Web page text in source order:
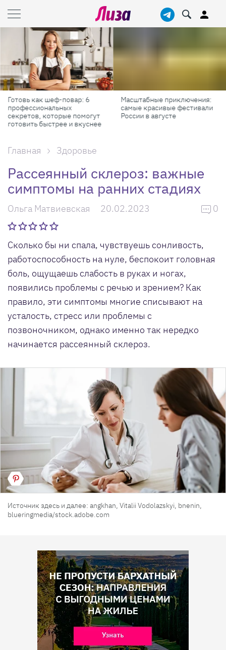
Готовь как шеф-повар: 6
профессиональных
секретов, которые помогут
готовить быстрее и вкуснее
Масштабные приключения:
самые красивые фестивали
России в августе
Главная Здоровье
Рассеянный склероз: важные
симптомы на ранних стадиях
Ольга Матвиевская 20.02.2023 0
Сколько бы ни спала, чувствуешь сонливость,
работоспособность на нуле, беспокоит головная
боль, ощущаешь слабость в руках и ногах,
появились проблемы с речью и зрением? Как
правило, эти симптомы многие списывают на
усталость, стресс или проблемы с
позвоночником, однако именно так нередко
начинается рассеянный склероз.
Источник здесь и далее: angkhan, Vitalii Vodolazskyi, bnenin,
blueringmedia/stock.adobe.com